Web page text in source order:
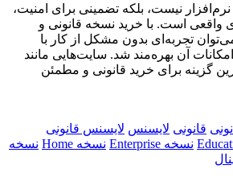
نرم‌افزار نیست، بلکه تضمینی برای امنیت،
واقعی است. با خرید نسخه قانونی و
تجربه‌ای بدون مشکل از کار با
آن بهره‌مند شد. سایت‌هایی مانند
گزینه برای خرید قانونی و مطمئن
قانونی لایسنس لایسنس قانونی
نسخه Enterprise نسخه Home
نسخه